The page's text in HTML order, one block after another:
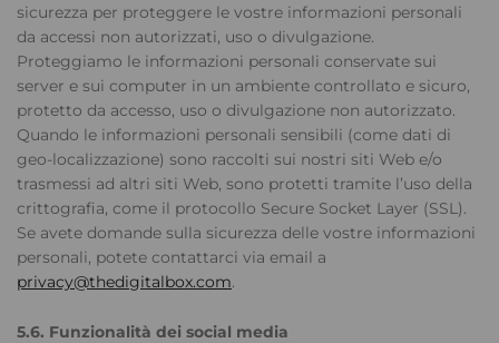
sicurezza per proteggere le vostre informazioni personali
da accessi non autorizzati, uso o divulgazione.
Proteggiamo le informazioni personali conservate sui
server e sui computer in un ambiente controllato e sicuro,
protetto da accesso, uso o divulgazione non autorizzato.
Quando le informazioni personali sensibili (come dati di
geo-localizzazione) sono raccolti sui nostri siti Web e/o
trasmessi ad altri siti Web, sono protetti tramite l’uso della
crittografia, come il protocollo Secure Socket Layer (SSL).
Se avete domande sulla sicurezza delle vostre informazioni
personali, potete contattarci via email a
privacy@thedigitalbox.com.
5.6. Funzionalità dei social media